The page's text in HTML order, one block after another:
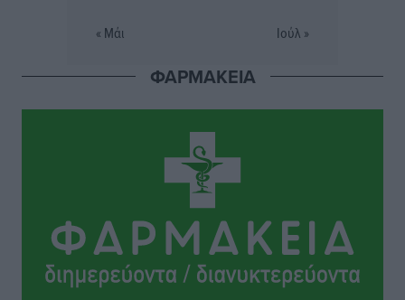
« Μάι Ιούλ »
ΦΑΡΜΑΚΕΙΑ